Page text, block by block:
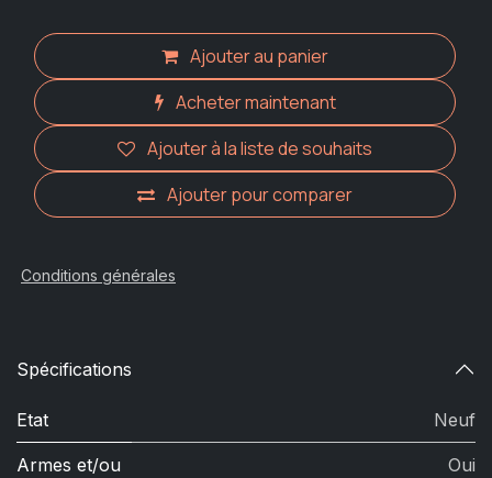
Ajouter au panier
Acheter maintenant
Ajouter pour comparer
Ajouter à la liste de souhaits
Conditions générales
Spécifications
Etat Neuf
Armes et/ou
Oui